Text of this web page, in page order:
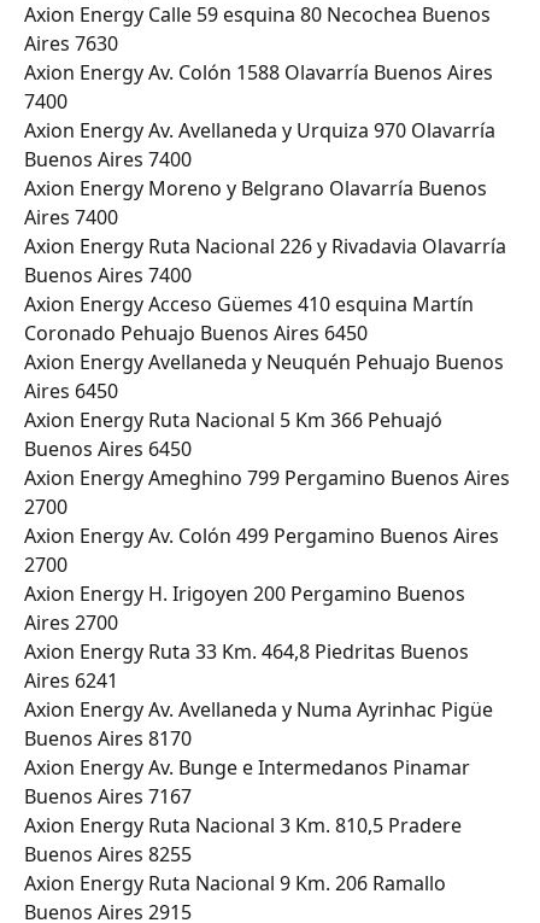
Axion Energy Calle 59 esquina 80 Necochea Buenos
Aires 7630
Axion Energy Av. Colón 1588 Olavarría Buenos Aires
7400
Axion Energy Av. Avellaneda y Urquiza 970 Olavarría
Buenos Aires 7400
Axion Energy Moreno y Belgrano Olavarría Buenos
Aires 7400
Axion Energy Ruta Nacional 226 y Rivadavia Olavarría
Buenos Aires 7400
Axion Energy Acceso Güemes 410 esquina Martín
Coronado Pehuajo Buenos Aires 6450
Axion Energy Avellaneda y Neuquén Pehuajo Buenos
Aires 6450
Axion Energy Ruta Nacional 5 Km 366 Pehuajó
Buenos Aires 6450
Axion Energy Ameghino 799 Pergamino Buenos Aires
2700
Axion Energy Av. Colón 499 Pergamino Buenos Aires
2700
Axion Energy H. Irigoyen 200 Pergamino Buenos
Aires 2700
Axion Energy Ruta 33 Km. 464,8 Piedritas Buenos
Aires 6241
Axion Energy Av. Avellaneda y Numa Ayrinhac Pigüe
Buenos Aires 8170
Axion Energy Av. Bunge e Intermedanos Pinamar
Buenos Aires 7167
Axion Energy Ruta Nacional 3 Km. 810,5 Pradere
Buenos Aires 8255
Axion Energy Ruta Nacional 9 Km. 206 Ramallo
Buenos Aires 2915